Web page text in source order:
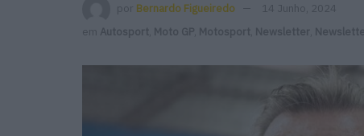
por Bernardo Figueiredo
14 Junho, 2024
em
Autosport Moto GP Motosport Newsletter